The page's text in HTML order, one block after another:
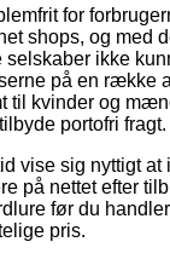
for
shops, og med
ikke
på en række
til kvinder og
portofri fragt.
vise sig nyttigt
på nettet efter
før du
pris.